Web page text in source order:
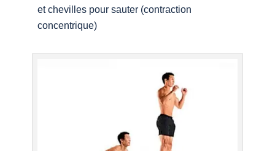
et chevilles pour sauter (contraction
concentrique)